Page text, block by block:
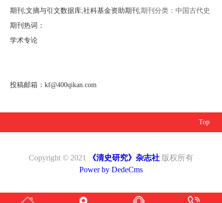
期刊;文摘与引文数据库;社科基金资助期刊;期刊分类：中国古代史
期刊热词：
学术专论
投稿邮箱： kf@400qikan.com
Top
Copyright © 2021 《清史研究》杂志社 版权所有
Power by DedeCms